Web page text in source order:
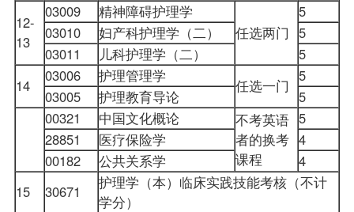
12-
13
03009
精神障碍护理学
任选两门
5
03010
妇产科护理学（二）
5
03011
儿科护理学（二）
5
14
03006 护理管理学
任选一门
5
03005
护理教育导论
5
00321
中国文化概论
不考英语
者的换考
课程
5
28851
医疗保险学
4
00182
公共关系学
4
15
30671
护理学（本）临床实践技能考核（不计
学分）